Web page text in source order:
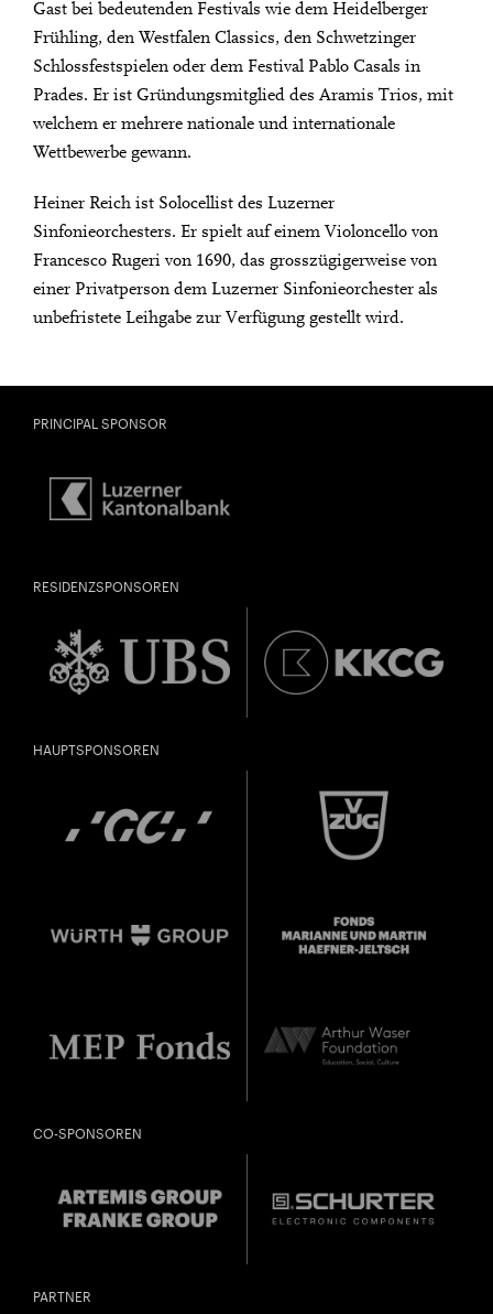
Gast bei bedeutenden Festivals wie dem Heidelberger
Frühling, den Westfalen Classics, den Schwetzinger
Schlossfestspielen oder dem Festival Pablo Casals in
Prades. Er ist Gründungsmitglied des Aramis Trios, mit
welchem er mehrere nationale und internationale
Wettbewerbe gewann.
Heiner Reich ist Solocellist des Luzerner
Sinfonieorchesters. Er spielt auf einem Violoncello von
Francesco Rugeri von 1690, das grosszügigerweise von
einer Privatperson dem Luzerner Sinfonieorchester als
unbefristete Leihgabe zur Verfügung gestellt wird.
PRINCIPAL SPONSOR
RESIDENZSPONSOREN
HAUPTSPONSOREN
CO-SPONSOREN
PARTNER